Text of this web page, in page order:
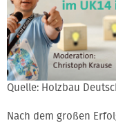
Quelle: Holzbau
Nach dem großen